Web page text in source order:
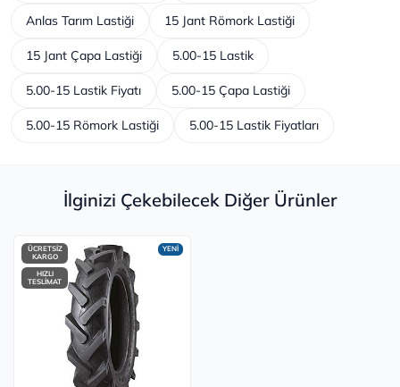
Anlas Tarım Lastiği 15 Jant Römork Lastiği
15 Jant Çapa Lastiği 5.00-15 Lastik
5.00-15 Lastik Fiyatı 5.00-15 Çapa Lastiği
5.00-15 Römork Lastiği 5.00-15 Lastik Fiyatları
İlginizi Çekebilecek Diğer Ürünler
YENİ
ÜCRETSİZ
KARGO
HIZLI
TESLİMAT